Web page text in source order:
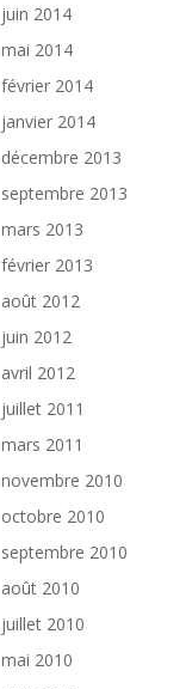
juin 2014
mai 2014
février 2014
janvier 2014
décembre 2013
septembre 2013
mars 2013
février 2013
août 2012
juin 2012
avril 2012
juillet 2011
mars 2011
novembre 2010
octobre 2010
septembre 2010
août 2010
juillet 2010
mai 2010